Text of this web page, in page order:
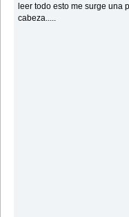
leer todo esto me surge una
cabeza.....